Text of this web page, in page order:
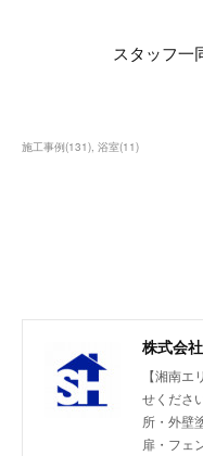
スタッフ一
施工事例(131) 浴室(11)
【湘南
せくださ
所・外壁
扉・フェ